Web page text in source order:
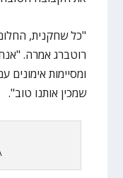
"כל שחקנית,
רוטברג אמרה.
ומסיימות אימונים
שמכין אותנו טוב".